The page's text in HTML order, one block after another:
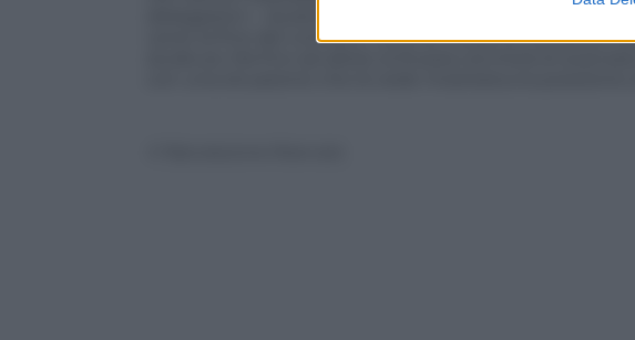
verso la fine del conflitto, nonché creare le condizioni